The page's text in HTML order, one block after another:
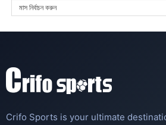
Crifo Sports is your ultimate